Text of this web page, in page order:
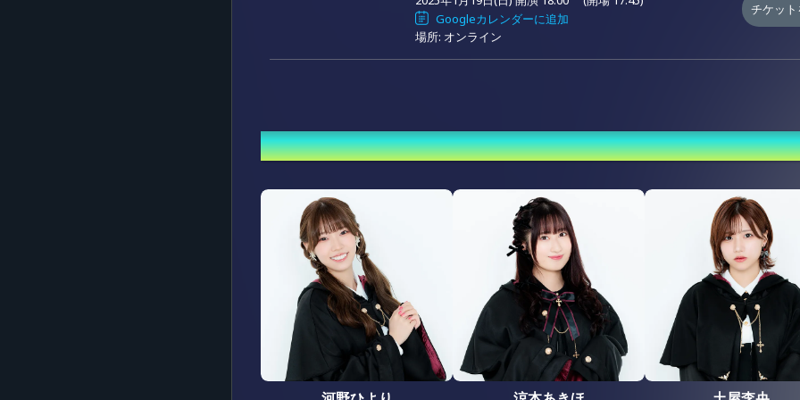
イベントハッシュタグ：#冬夜の星紋祭Googleカレンダーに追加
場所: オンライン
チケッ
出演者